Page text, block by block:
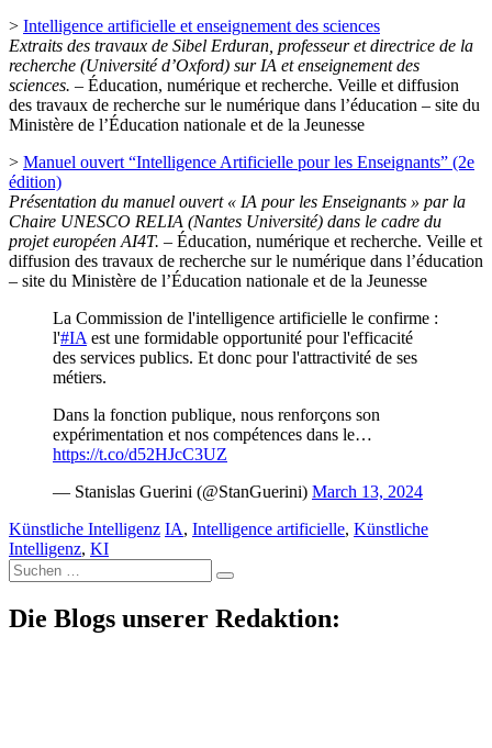
> Intelligence artificielle et enseignement des sciences
Extraits des travaux de Sibel Erduran, professeur et directrice de la
recherche (Université d’Oxford) sur IA et enseignement des
sciences. – Éducation, numérique et recherche. Veille et diffusion
des travaux de recherche sur le numérique dans l’éducation – site du
Ministère de l’Éducation nationale et de la Jeunesse
> Manuel ouvert “Intelligence Artificielle pour les Enseignants” (2e
édition)
Présentation du manuel ouvert « IA pour les Enseignants » par la
Chaire UNESCO RELIA (Nantes Université) dans le cadre du
projet européen AI4T. – Éducation, numérique et recherche. Veille et
diffusion des travaux de recherche sur le numérique dans l’éducation
– site du Ministère de l’Éducation nationale et de la Jeunesse
La Commission de l'intelligence artificielle le confirme :
l'#IAest une formidable opportunité pour l'efficacité
des services publics. Et donc pour l'attractivité de ses
métiers.
Dans la fonction publique, nous renforçons son
expérimentation et nos compétences dans le…
https://t.co/d52HJcC3UZ
— Stanislas Guerini (@StanGuerini) March 13, 2024
Künstliche Intelligenz IA, Intelligence artificielle, Künstliche
Intelligenz, KI
Suche
nach:
Die Blogs unserer Redaktion: